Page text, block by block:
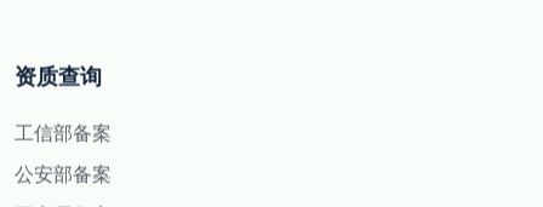
资质查询
工信部备案
公安部备案